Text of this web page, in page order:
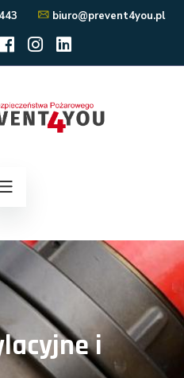
biuro@prevent4you.pl
i